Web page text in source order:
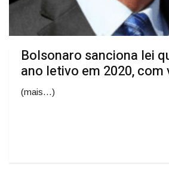
Bolsonaro sanciona lei
ano letivo em 2020, com
(mais…)